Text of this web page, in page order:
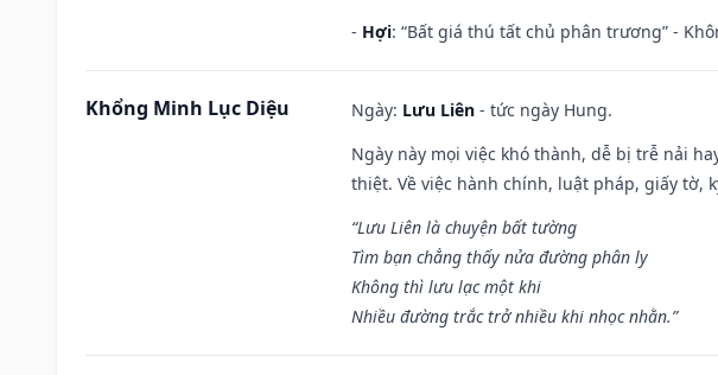
- Hợi: “Bất giá thú tất chủ phân trương” -
Khổng Minh Lục Diệu Ngày: Lưu Liên - tức ngày Hung.
Ngày này mọi việc khó thành, dễ bị trễ nải
thiệt. Về việc hành chính, luật pháp, giấy tờ,
“Lưu Liên là chuyện bất tường
Tìm bạn chẳng thấy nửa đường phân ly
Không thì lưu lạc một khi
Nhiều đường trắc trở nhiều khi nhọc nhằn.”